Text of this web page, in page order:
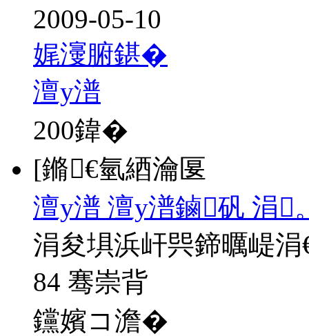
2009-05-10
娓濅腑鍖�
澶у潽
200鍏�
[鏅€氫綇瀹匽
澶у潽 澶у潽鏀矾 涓
涓夋埧浜屽巺鍗曞崼
84 骞崇背
钂嬪コ澹�